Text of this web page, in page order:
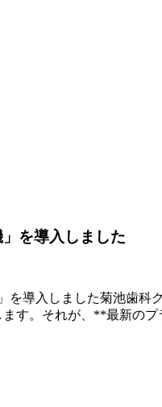
を導入しました
を導入しました菊池歯
す。それが、**最新のプ